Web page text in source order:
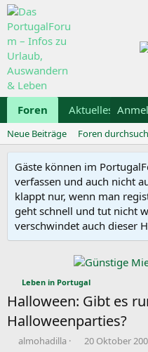
Foren Aktuelles
Neue Beiträge Foren
Gäste können im
verfassen und auch nicht
klappt nur, wenn man
geht schnell und tut nicht
verschwindet auch dieser
Leben in Portugal
Halloween: Gibt es
Halloweenparties?
E
almohadilla
E
20 Oktober